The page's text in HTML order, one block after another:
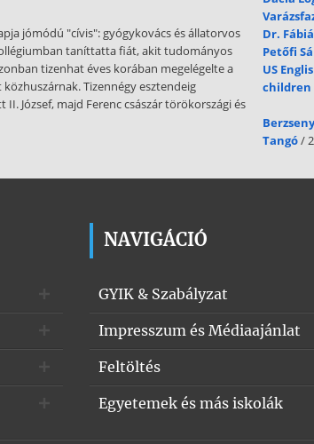
jómódú "cívis": gyógykovács és állatorvos
taníttatta fiát, akit tudományos
tizenhat éves korában megelégelte a
Tizennégy esztendeig
József, majd Ferenc császár törökországi és
Dr.
Petőfi
US
children
Tangó/
NAVIGÁCIÓ
GYIK & Szabályzat
Impresszum és Médiaajánlat
Feltöltés
Egyetemek és más iskolák